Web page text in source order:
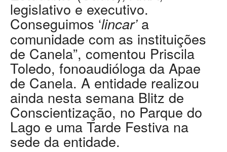
legislativo e executivo.
Conseguimos ‘lincar’a
comunidade com as instituições
de Canela”, comentou Priscila
Toledo, fonoaudióloga da Apae
de Canela. A entidade realizou
ainda nesta semana Blitz de
Conscientização, no Parque do
Lago e uma Tarde Festiva na
sede da entidade.